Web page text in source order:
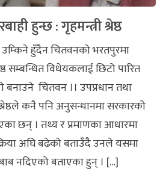
हुन्छ : गृहमन्त्री श्रेष्ठ
उम्किने हुँदैन चितवनको भरतपुरमा
सम्बन्धित विधेयकलाई छिटो पारित
बनाउने चितवन ।। उपप्रधान तथा
कनै पनि अनुसन्धानमा सरकारको
छन् । तथ्य र प्रमाणका आधारमा
अघि बढेको बताउँदै उनले यसमा
नदिएको बताएका हुन् । […]